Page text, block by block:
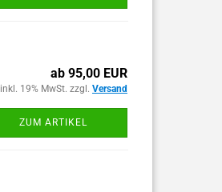
ab 95,00 EUR
inkl. 19% MwSt. zzgl. Versand
ZUM ARTIKEL